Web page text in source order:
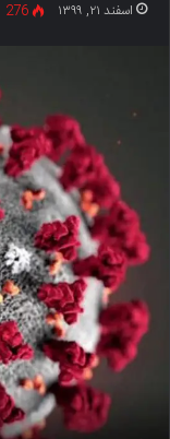
اسفند ۲۱, ۱۳۹۹ 276